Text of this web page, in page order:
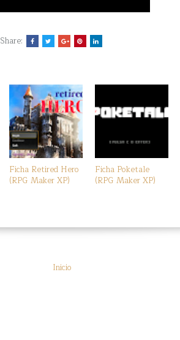
Share:
Ficha Retired Hero
(RPG Maker XP)
Ficha Poketale
(RPG Maker XP)
Inicio